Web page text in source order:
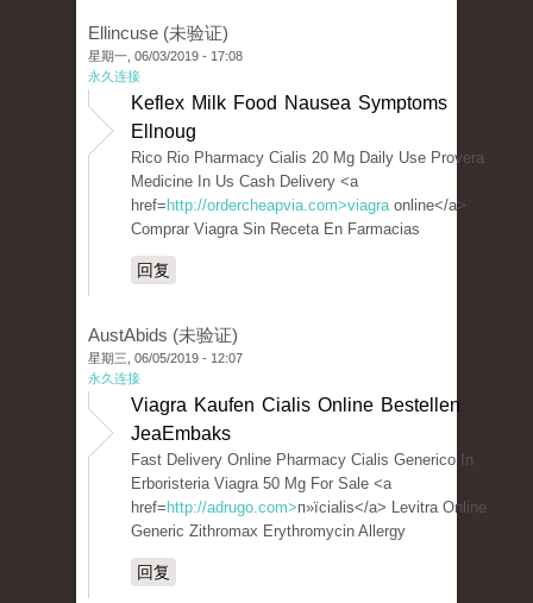
Ellincuse (未验证)
星期一, 06/03/2019 - 17:08
永久连接
Keflex Milk Food Nausea Symptoms
Ellnoug
Rico Rio Pharmacy Cialis 20 Mg Daily Use Provera
Medicine In Us Cash Delivery <a
href= http://ordercheapvia.com>viagraonline</a>
Comprar Viagra Sin Receta En Farmacias
回复
AustAbids (未验证)
星期三, 06/05/2019 - 12:07
永久连接
Viagra Kaufen Cialis Online Bestellen
JeaEmbaks
Fast Delivery Online Pharmacy Cialis Generico In
Erboristeria Viagra 50 Mg For Sale <a
href= http://adrugo.com>п»їcialis</a> Levitra Online
Generic Zithromax Erythromycin Allergy
回复